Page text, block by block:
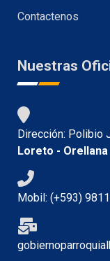
Contactenos
Nuestras
Dirección: Polibio
Loreto - Orellana
Mobil: (+593)